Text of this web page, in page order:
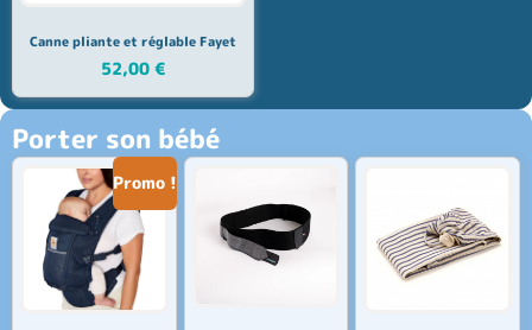
Canne pliante et réglable Fayet
52,00 €
Porter son bébé
Promo !